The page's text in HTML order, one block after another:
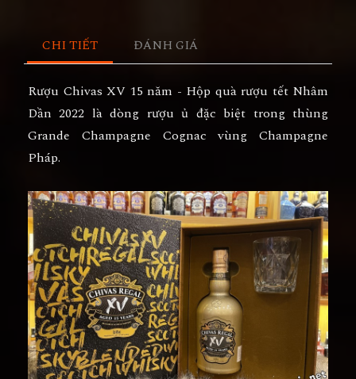
CHI TIẾT ĐÁNH GIÁ
Rượu Chivas XV 15 năm - Hộp quà rượu tết Nhâm
Dần 2022 là dòng rượu ủ đặc biệt trong thùng
Grande Champagne Cognac vùng Champagne
Pháp.